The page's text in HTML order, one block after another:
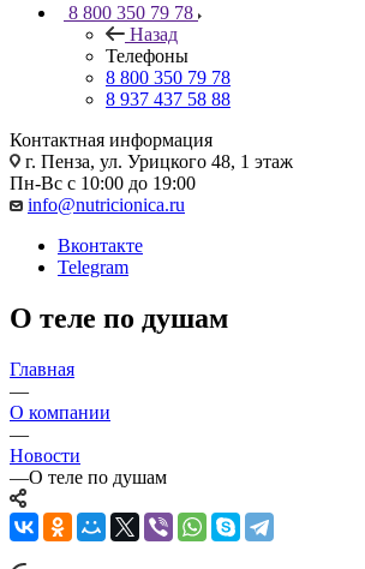
8 800 350 79 78
Назад
Телефоны
8 800 350 79 78
8 937 437 58 88
Контактная информация
г. Пенза, ул. Урицкого 48, 1 этаж
Пн-Вс с 10:00 до 19:00
info@nutricionica.ru
Вконтакте
Telegram
О теле по душам
Главная
—
О компании
—
Новости
—О теле по душам